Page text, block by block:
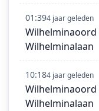
01:394 jaar geleden
Wilhelminaoord
Wilhelminalaan
10:184 jaar geleden
Wilhelminaoord
Wilhelminalaan